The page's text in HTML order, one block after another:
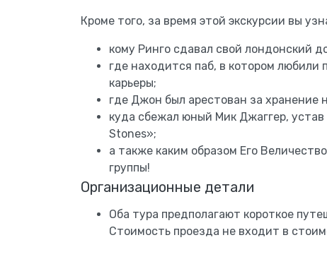
Кроме того, за время этой экскурсии вы
кому Ринго сдавал свой лондонский
где находится паб, в котором любили
карьеры;
где Джон был арестован за хранение
куда сбежал юный Мик Джаггер,
Stones»;
а также каким образом Его
группы!
Организационные детали
Оба тура предполагают короткое
Стоимость проезда не входит в